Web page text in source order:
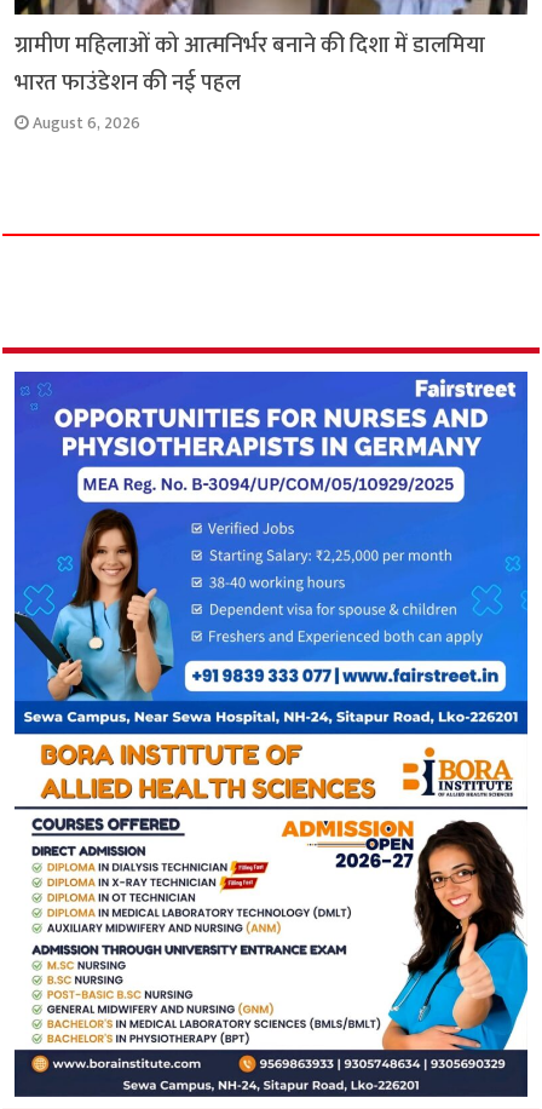
ग्रामीण महिलाओं को आत्मनिर्भर बनाने की दिशा में डालमिया
भारत फाउंडेशन की नई पहल
August 6, 2026